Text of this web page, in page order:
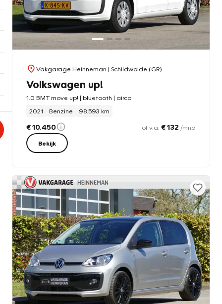
Vakgarage Heinneman | Schildwolde (GR)
Volkswagen up!
1.0 BMT move up! | bluetooth | airco
2021
Benzine 98.593 km
€ 10.450 of v.a. € 132 /mnd
Bekijk